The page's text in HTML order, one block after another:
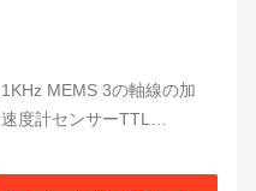
1KHz MEMS 3の軸線の加
速度計センサーTTL